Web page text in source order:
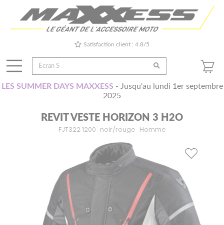
Satisfaction client : 4.8/5
LES SUMMER DAYS MAXXESS - Jusqu'au lundi 1er septembre
2025
REVIT VESTE HORIZON 3 H2O
FJT322 1200 noir/rouge Homme